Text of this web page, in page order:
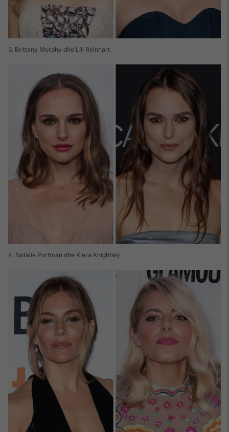
3. Brittany Murphy dhe Lili Reinhart
4. Natalie Portman dhe Kiera Knightley